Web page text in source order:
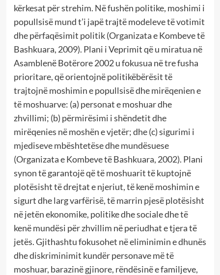
kërkesat për strehim. Në fushën politike, moshimi i
popullsisë mund t’i japë trajtë modeleve të votimit
dhe përfaqësimit politik (Organizata e Kombeve të
Bashkuara, 2009). Plani i Veprimit që u miratua në
Asamblenë Botërore 2002 u fokusua në tre fusha
prioritare, që orientojnë politikëbërësit të
trajtojnë moshimin e popullsisë dhe mirëqenien e
të moshuarve: (a) personat e moshuar dhe
zhvillimi; (b) përmirësimi i shëndetit dhe
mirëqenies në moshën e vjetër; dhe (c) sigurimi i
mjediseve mbështetëse dhe mundësuese
(Organizata e Kombeve të Bashkuara, 2002). Plani
synon të garantojë që të moshuarit të kuptojnë
plotësisht të drejtat e njeriut, të kenë moshimin e
sigurt dhe larg varfërisë, të marrin pjesë plotësisht
në jetën ekonomike, politike dhe sociale dhe të
kenë mundësi për zhvillim në periudhat e tjera të
jetës. Gjithashtu fokusohet në eliminimin e dhunës
dhe diskriminimit kundër personave më të
moshuar, barazinë gjinore, rëndësinë e familjeve,